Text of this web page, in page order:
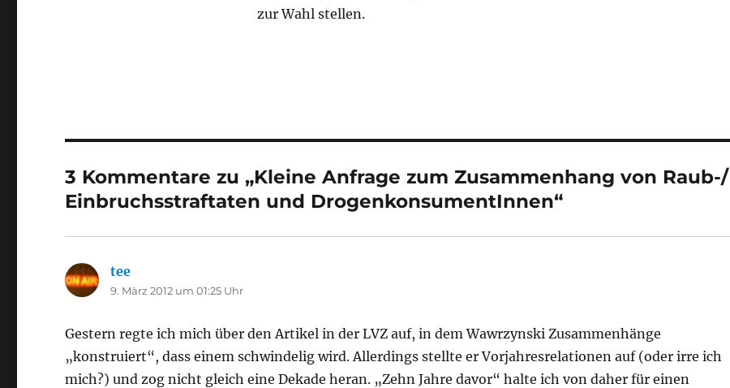
zur Wahl stellen.
3 Kommentare zu „Kleine Anfrage zum Zusammenhang von Raub-/
Einbruchsstraftaten und DrogenkonsumentInnen“
tee
9. März 2012 um 01:25 Uhr
Gestern regte ich mich über den Artikel in der LVZ auf, in dem Wawrzynski Zusammenhänge
„konstruiert“, dass einem schwindelig wird. Allerdings stellte er Vorjahresrelationen auf (oder irre ich
mich?) und zog nicht gleich eine Dekade heran. „Zehn Jahre davor“ halte ich von daher für einen